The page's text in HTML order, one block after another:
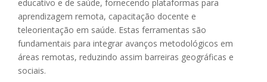
educativo e de saúde, fornecendo plataformas para
aprendizagem remota, capacitação docente e
teleorientação em saúde. Estas ferramentas são
fundamentais para integrar avanços metodológicos em
áreas remotas, reduzindo assim barreiras geográficas e
sociais.